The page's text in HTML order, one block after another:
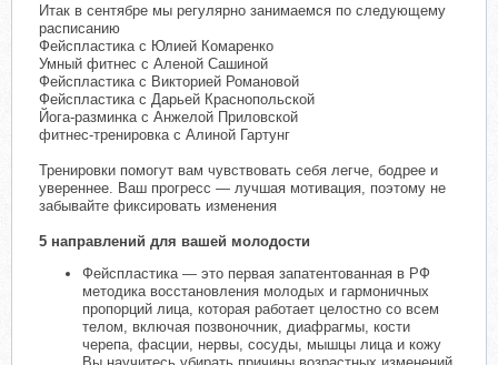
Итак в сентябре мы регулярно занимаемся по следующему
расписанию
Фейспластика с Юлией Комаренко
Умный фитнес с Аленой Сашиной
Фейспластика с Викторией Романовой
Фейспластика с Дарьей Краснопольской
Йога-разминка с Анжелой Приловской
фитнес-тренировка с Алиной Гартунг
Тренировки помогут вам чувствовать себя легче, бодрее и
увереннее. Ваш прогресс — лучшая мотивация, поэтому не
забывайте фиксировать изменения️
5 направлений для вашей молодости
Фейспластика — это первая запатентованная в РФ
методика восстановления молодых и гармоничных
пропорций лица, которая работает целостно со всем
телом, включая позвоночник, диафрагмы, кости
черепа, фасции, нервы, сосуды, мышцы лица и кожу